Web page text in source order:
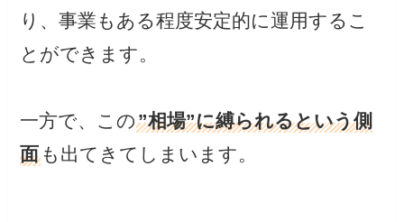
り、事業もある程度安定的に運用するこ
とができます。
一方で、この”相場”に縛られるという側
面 も出てきてしまいます。